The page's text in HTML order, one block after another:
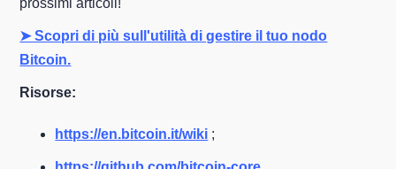
prossimi articoli!
➤ Scopri di più sull'utilità di gestire il tuo nodo
Bitcoin.
Risorse:
https://en.bitcoin.it/wiki ;